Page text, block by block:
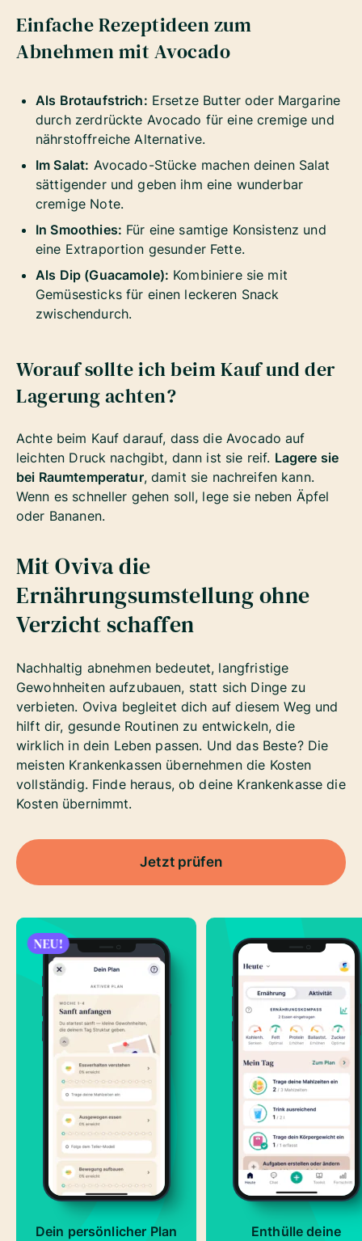
Einfache Rezeptideen zum
Abnehmen mit Avocado
Als Brotaufstrich: Ersetze Butter oder Margarine
durch zerdrückte Avocado für eine cremige und
nährstoffreiche Alternative.
Im Salat: Avocado-Stücke machen deinen Salat
sättigender und geben ihm eine wunderbar
cremige Note.
In Smoothies: Für eine samtige Konsistenz und
eine Extraportion gesunder Fette.
Als Dip (Guacamole): Kombiniere sie mit
Gemüsesticks für einen leckeren Snack
zwischendurch.
Worauf sollte ich beim Kauf und der
Lagerung achten?
Achte beim Kauf darauf, dass die Avocado auf
leichten Druck nachgibt, dann ist sie reif. Lagere sie
bei Raumtemperatur, damit sie nachreifen kann.
Wenn es schneller gehen soll, lege sie neben Äpfel
oder Bananen.
Mit Oviva die
Ernährungsumstellung ohne
Verzicht schaffen
Nachhaltig abnehmen bedeutet, langfristige
Gewohnheiten aufzubauen, statt sich Dinge zu
verbieten. Oviva begleitet dich auf diesem Weg und
hilft dir, gesunde Routinen zu entwickeln, die
wirklich in dein Leben passen. Und das Beste? Die
meisten Krankenkassen übernehmen die Kosten
vollständig. Finde heraus, ob deine Krankenkasse die
Kosten übernimmt.
Jetzt prüfen
NEU!
Dein persönlicher Plan
Enthülle deine